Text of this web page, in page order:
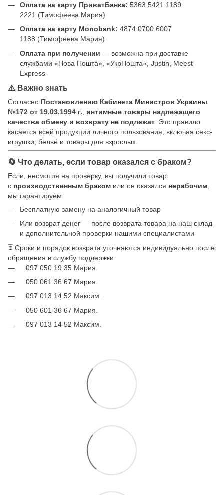
Оплата на карту ПриватБанка: 5363 5421 1189
2221 (Тимофеева Мария)
Оплата на карту Monobank: 4874 0700 6007
1188 (Тимофеева Мария)
Оплата при получении — возможна при доставке
службами «Нова Пошта», «УкрПошта», Justin, Meest
Express
⚠️ Важно знать
Согласно Постановлению Кабинета Министров Украины
№172 от 19.03.1994 г.
интимные товары надлежащего
качества обмену и возврату не подлежат . Это правило
касается всей продукции личного пользования, включая секс-
игрушки, бельё и товары для взрослых.
🔄 Что делать, если товар оказался с браком?
Если, несмотря на проверку, вы получили товар
с производственным браком или он оказался нерабочим
мы гарантируем:
Бесплатную замену на аналогичный товар
Или возврат денег — после возврата товара на наш склад
и дополнительной проверки нашими специалистами
⏳ Сроки и порядок возврата уточняются индивидуально после
обращения в службу поддержки.
097 050 19 35 Мария.
050 061 36 67 Мария.
097 013 14 52 Максим.
050 601 36 67 Мария.
097 013 14 52 Максим.